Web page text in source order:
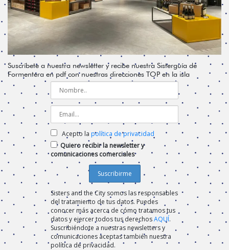
Suscríbete a nuestra newsletter y recibe nuestra Sisterguía de
Formentera en pdf con nuestras direcciones TOP en la isla
Acepto la política de privacidad
Quiero recibir la newsletter y
comunicaciones comerciales
Sisters and the City somos las responsables
del tratamiento de tus datos. Puedes
conocer más acerca de cómo tratamos tus
datos y ejercer todos tus derechosAQUÍ.
Suscribiéndote a nuestras newsletters y
comunicaciones aceptas también nuestra
política de privacidad.